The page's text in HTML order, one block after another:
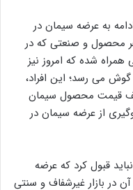
به عرضه سیمان در
محصول و صنعتی که در
شده که امروز نیز
می رسد؛ این افراد،
قیمت محصول سیمان
از عرضه سیمان در
قبول کرد که عرضه
در بازار غیرشفاف و سنتی